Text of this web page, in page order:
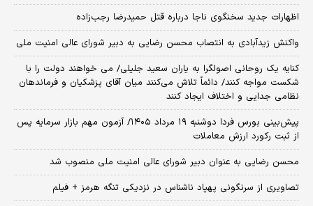
اظهارات جدید سخنگوی ناجا درباره قتل حمیدرضا رجب‌زاده
واکنش زیدآبادی به انتصاب محسن رضایی به دبیر شورای عالی امنیت ملی
کنایه یک روحانی اصولگرا به یاران سعید جلیلی/ می خواهند دولت را با
شکست مواجه کنند/ دائماً تلاش می‌کنند میان آقای پزشکیان و فرماندهان
نظامی جدایی و اختلاف ایجاد کنند
​پیش‌بینی بورس فردا دوشنبه ۱۹ مرداد ۱۴۰۵/ آزمون مهم بازار سرمایه پس
از ثبت رکورد ارزش معاملات
محسن رضایی به عنوان دبیر شورای عالی امنیت ملی منصوب شد
تصاویری از سرنگونی پهپاد ناشناس در نزدیکی تنگه هرمز + فیلم